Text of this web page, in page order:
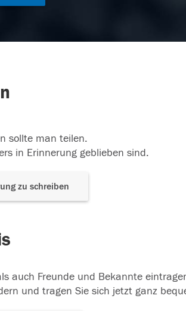
sollte man teilen.
in Erinnerung geblieben sind.
zu schreiben
auch Freunde und Bekannte
und tragen Sie sich jetzt ganz